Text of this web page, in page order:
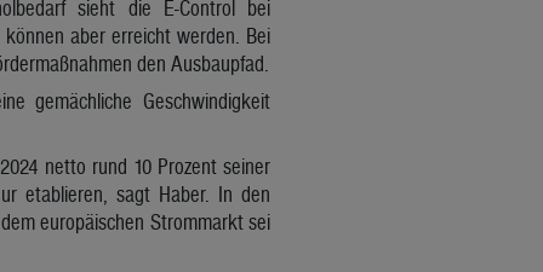
sieht die E-Control bei
aber erreicht werden. Bei
den Ausbaupfad.
gemächliche Geschwindigkeit
netto rund 10 Prozent seiner
etablieren, sagt Haber. In den
europäischen Strommarkt sei